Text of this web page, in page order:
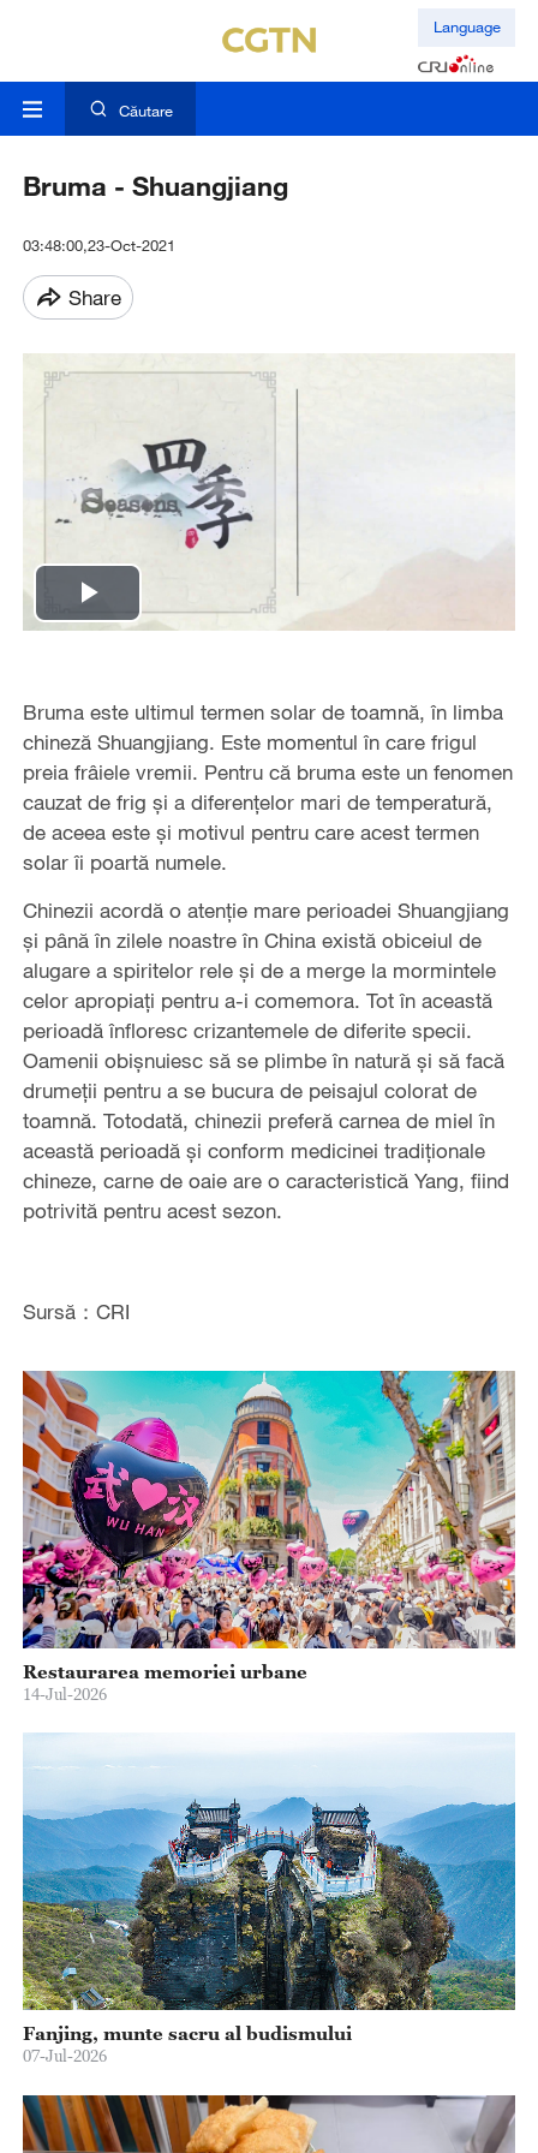
Language
Căutare
Bruma - Shuangjiang
03:48:00,23-Oct-2021
Share
Play
Bruma este ultimul termen solar de toamnă, în limba
chineză Shuangjiang. Este momentul în care frigul
preia frâiele vremii. Pentru că bruma este un fenomen
cauzat de frig și a diferențelor mari de temperatură,
de aceea este și motivul pentru care acest termen
solar îi poartă numele.
Chinezii acordă o atenție mare perioadei Shuangjiang
și până în zilele noastre în China există obiceiul de
alugare a spiritelor rele și de a merge la mormintele
celor apropiați pentru a-i comemora. Tot în această
perioadă înfloresc crizantemele de diferite specii.
Oamenii obișnuiesc să se plimbe în natură și să facă
drumeții pentru a se bucura de peisajul colorat de
toamnă. Totodată, chinezii preferă carnea de miel în
această perioadă și conform medicinei tradiționale
chineze, carne de oaie are o caracteristică Yang, fiind
potrivită pentru acest sezon.
Sursă：CRI
Restaurarea memoriei urbane
14-Jul-2026
Fanjing, munte sacru al budismului
07-Jul-2026